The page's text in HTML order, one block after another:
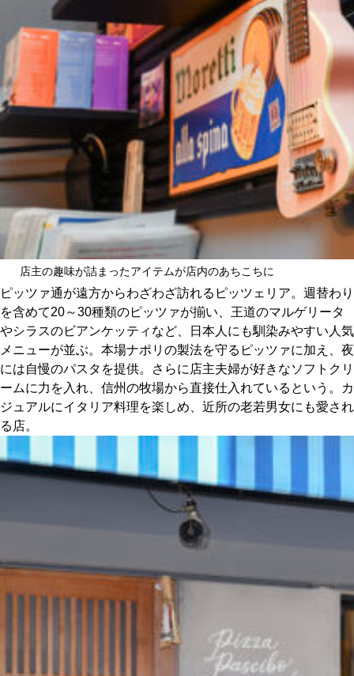
店主の趣味が詰まったアイテムが店内のあちこちに
ピッツァ通が遠方からわざわざ訪れるピッツェリア。週替わり
を含めて20～30種類のピッツァが揃い、王道のマルゲリータ
やシラスのビアンケッティなど、日本人にも馴染みやすい人気
メニューが並ぶ。本場ナポリの製法を守るピッツァに加え、夜
には自慢のパスタを提供。さらに店主夫婦が好きなソフトクリ
ームに力を入れ、信州の牧場から直接仕入れているという。カ
ジュアルにイタリア料理を楽しめ、近所の老若男女にも愛され
る店。